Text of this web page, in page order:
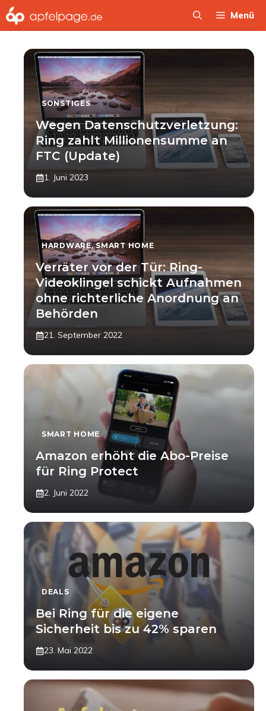
Zum
Inhalt
Menü
SONSTIGES
Wegen Datenschutzverletzung:
Ring zahlt Millionensumme an
FTC (Update)
1. Juni 2023
HARDWARE,SMART HOME
Verräter vor der Tür: Ring-
Videoklingel schickt Aufnahmen
ohne richterliche Anordnung an
Behörden
21. September 2022
SMART HOME
Amazon erhöht die Abo-Preise
für Ring Protect
2. Juni 2022
DEALS
Bei Ring für die eigene
Sicherheit bis zu 42% sparen
23. Mai 2022